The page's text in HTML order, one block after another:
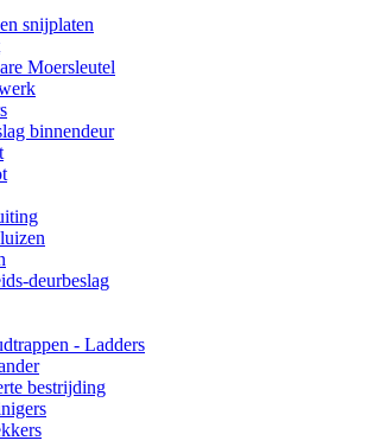
snijplaten
Moersleutel
binnendeur
deurbeslag
- Ladders
bestrijding